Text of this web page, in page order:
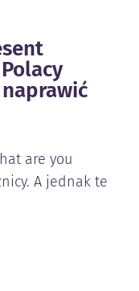
are you
A jednak te